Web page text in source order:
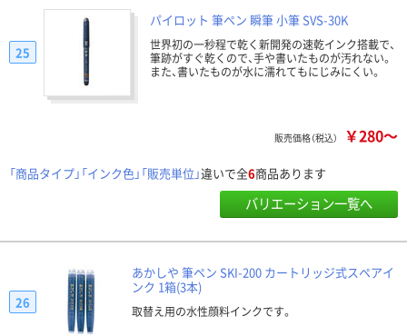
パイロット 筆ペン 瞬筆 小筆 SVS-30K
世界初の一秒程で乾く新開発の速乾インク搭載で、
筆跡がすぐ乾くので、手や書いたものが汚れない。
また、書いたものが水に濡れてもにじみにくい。
25
販売価格（税込） ￥280～
「商品タイプ」「インク色」「販売単位」違いで全6商品あります
バリエーション一覧へ
あかしや 筆ペン SKI-200 カートリッジ式スペアイ
ンク 1箱(3本)
取替え用の水性顔料インクです。
26